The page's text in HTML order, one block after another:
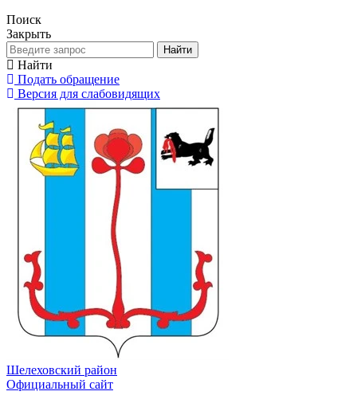
Поиск
Закрыть
Найти
Найти
Подать обращение
Версия для слабовидящих
Шелеховский район
Официальный сайт